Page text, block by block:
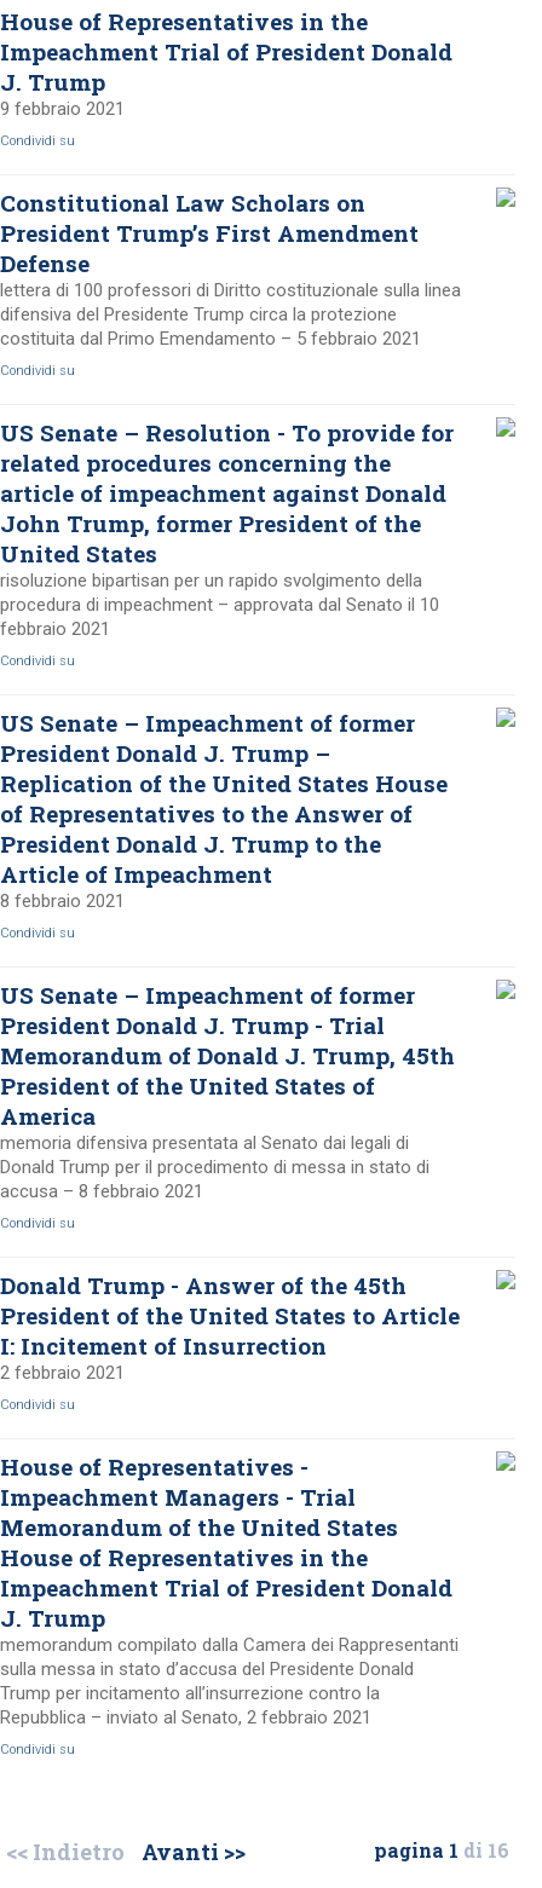
House of Representatives in the
Impeachment Trial of President Donald
J. Trump
9 febbraio 2021
Condividi su
Constitutional Law Scholars on
President Trump’s First Amendment
Defense
lettera di 100 professori di Diritto costituzionale sulla linea
difensiva del Presidente Trump circa la protezione
costituita dal Primo Emendamento – 5 febbraio 2021
Condividi su
US Senate – Resolution - To provide for
related procedures concerning the
article of impeachment against Donald
John Trump, former President of the
United States
risoluzione bipartisan per un rapido svolgimento della
procedura di impeachment – approvata dal Senato il 10
febbraio 2021
Condividi su
US Senate – Impeachment of former
President Donald J. Trump –
Replication of the United States House
of Representatives to the Answer of
President Donald J. Trump to the
Article of Impeachment
8 febbraio 2021
Condividi su
US Senate – Impeachment of former
President Donald J. Trump - Trial
Memorandum of Donald J. Trump, 45th
President of the United States of
America
memoria difensiva presentata al Senato dai legali di
Donald Trump per il procedimento di messa in stato di
accusa – 8 febbraio 2021
Condividi su
Donald Trump - Answer of the 45th
President of the United States to Article
I: Incitement of Insurrection
2 febbraio 2021
Condividi su
House of Representatives -
Impeachment Managers - Trial
Memorandum of the United States
House of Representatives in the
Impeachment Trial of President Donald
J. Trump
memorandum compilato dalla Camera dei Rappresentanti
sulla messa in stato d’accusa del Presidente Donald
Trump per incitamento all’insurrezione contro la
Repubblica – inviato al Senato, 2 febbraio 2021
Condividi su
<< Indietro Avanti >> pagina 1 di 16